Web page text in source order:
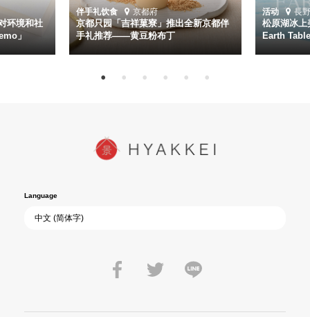
环境和社
」
伴手礼饮食 京都府
京都只园「吉祥菓寮」推出全新京都伴
手礼推荐——黄豆粉布丁
活动 長
松原湖冰
Earth
Language